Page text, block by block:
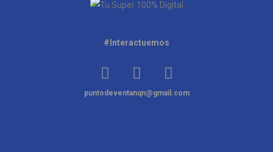
#Interactuemos
puntodeventanqn@gmail.com